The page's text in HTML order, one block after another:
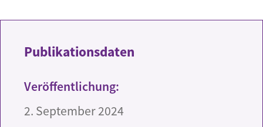
Publikationsdaten
Veröffentlichung:
2. September 2024